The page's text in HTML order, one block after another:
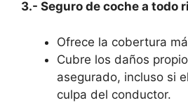
3.- Seguro de coche a todo
Ofrece la cobertura
Cubre los daños
asegurado, incluso si
culpa del conductor.